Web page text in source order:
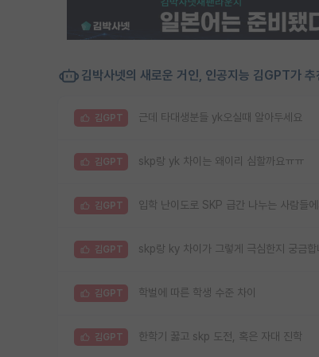
김박사넷의 새로운 거인, 인공지능 김GPT가
김GPT 근데 타대생분들 yk오실때 알아두세요
김GPT skp랑 yk 차이는 왜이리 심할까요ㅠㅠ
김GPT 입학 난이도로 SKP 급간 나누는 사람들에
김GPT skp랑 ky 차이가 그렇게 극심한지 궁금합
김GPT 학벌에 따른 학생 수준 차이
김GPT 한학기 꿇고 skp 도전, 혹은 자대 진학